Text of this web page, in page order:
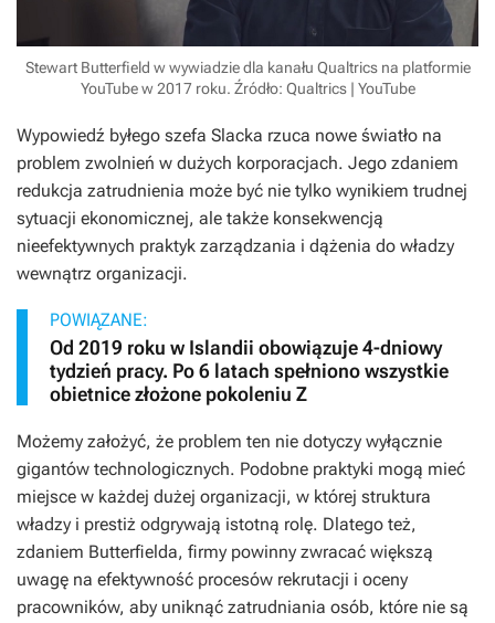
Stewart Butterfield w wywiadzie dla kanału Qualtrics na platformie
YouTube w 2017 roku. Źródło: Qualtrics | YouTube
Wypowiedź byłego szefa Slacka rzuca nowe światło na
problem zwolnień w dużych korporacjach. Jego zdaniem
redukcja zatrudnienia może być nie tylko wynikiem trudnej
sytuacji ekonomicznej, ale także konsekwencją
nieefektywnych praktyk zarządzania i dążenia do władzy
wewnątrz organizacji.
POWIĄZANE:
Od 2019 roku w Islandii obowiązuje 4-dniowy
tydzień pracy. Po 6 latach spełniono wszystkie
obietnice złożone pokoleniu Z
Możemy założyć, że problem ten nie dotyczy wyłącznie
gigantów technologicznych. Podobne praktyki mogą mieć
miejsce w każdej dużej organizacji, w której struktura
władzy i prestiż odgrywają istotną rolę. Dlatego też,
zdaniem Butterfielda, firmy powinny zwracać większą
uwagę na efektywność procesów rekrutacji i oceny
pracowników, aby uniknąć zatrudniania osób, które nie są